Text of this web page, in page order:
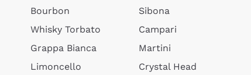
Bourbon
Whisky Torbato
Grappa Bianca
Limoncello
Sibona
Campari
Martini
Crystal Head